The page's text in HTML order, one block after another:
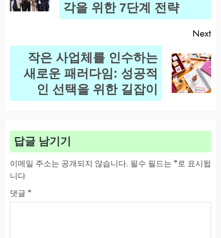
각을 위한 7단계 전략
Next
Next
작은 사업체를 인수하는
새로운 패러다임: 성공적
인 선택을 위한 길잡이
답글 남기기
이메일 주소는 공개되지 않습니다. 필수 필드는 *로 표시됩
니다
댓글 *